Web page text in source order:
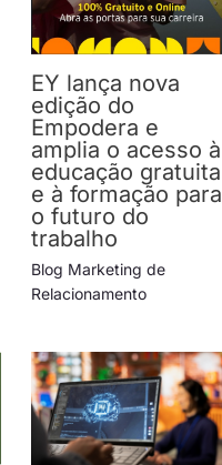
EY lança nova
edição do
Empodera e
amplia o acesso à
educação gratuita
e à formação para
o futuro do
trabalho
Blog Marketing de
Relacionamento